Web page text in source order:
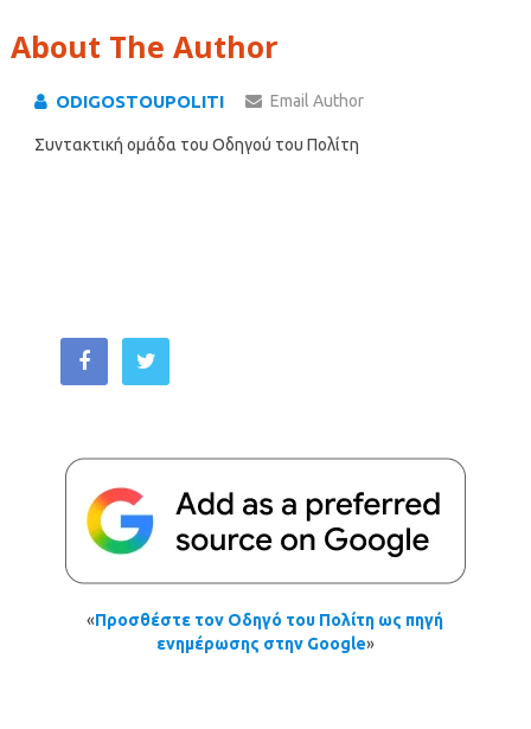
About The Author
ODIGOSTOUPOLITI Email Author
Συντακτική ομάδα του Οδηγού του Πολίτη
«Προσθέστε τον Οδηγό του Πολίτη ως πηγή
ενημέρωσης στην Google»